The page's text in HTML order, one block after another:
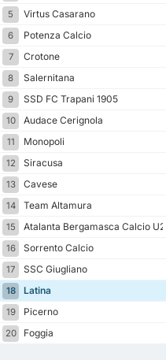
5
Virtus Casarano
6
Potenza Calcio
7
Crotone
8
Salernitana
9
SSD FC Trapani 1905
10
Audace Cerignola
11
Monopoli
12
Siracusa
13
Cavese
14
Team Altamura
15
Atalanta Bergamasca Calcio U23
16
Sorrento Calcio
17
SSC Giugliano
18
Latina
19
Picerno
20
Foggia